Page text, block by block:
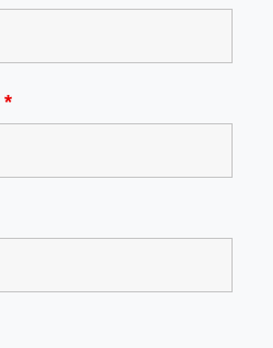
*